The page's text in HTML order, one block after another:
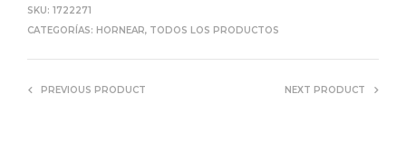
SKU: 1722271
CATEGORÍAS: HORNEAR, TODOS LOS PRODUCTOS
PREVIOUS PRODUCT NEXT PRODUCT